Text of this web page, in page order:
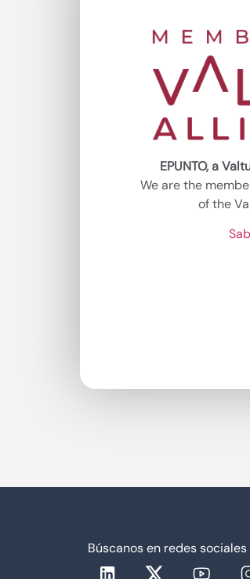
EPUNTO, a
We are the
of the
Búscanos en redes sociales